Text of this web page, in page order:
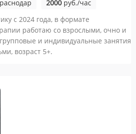
2000 руб./час
с 2024 года, в формате
работаю со взрослыми, очно и
и индивидуальные занятия
возраст 5+.